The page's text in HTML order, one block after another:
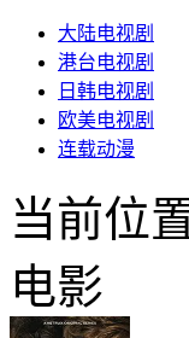
大陆电视剧
港台电视剧
日韩电视剧
欧美电视剧
连载动漫
当前位置
电影